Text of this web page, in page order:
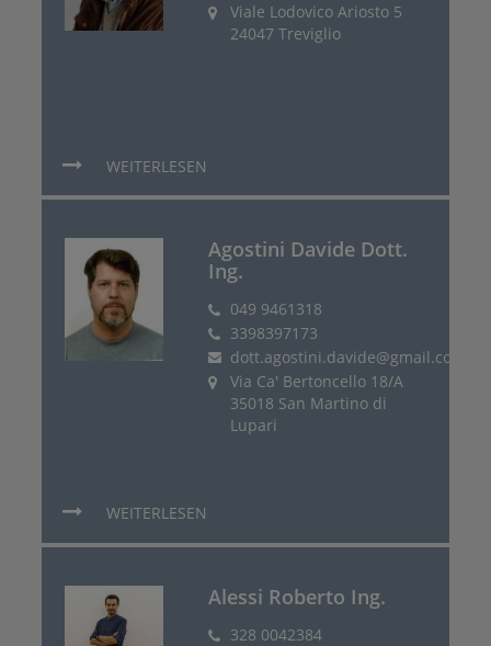
Viale Lodovico Ariosto 5
24047 Treviglio
WEITERLESEN
Agostini Davide Dott.
Ing.
049 9461318
3398397173
dott.agostini.davide@gmail.com
Via Ca' Bertoncello 18/A
35018 San Martino di
Lupari
WEITERLESEN
Alessi Roberto Ing.
328 0042384